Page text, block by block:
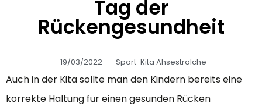
Tag der
Rückengesundheit
19/03/2022 Sport-Kita Ahsestrolche
Auch in der Kita sollte man den Kindern bereits eine
korrekte Haltung für einen gesunden Rücken